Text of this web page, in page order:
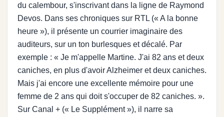
du calembour, s'inscrivant dans la ligne de Raymond
Devos. Dans ses chroniques sur RTL (« A la bonne
heure »), il présente un courrier imaginaire des
auditeurs, sur un ton burlesques et décalé. Par
exemple : « Je m'appelle Martine. J'ai 82 ans et deux
caniches, en plus d'avoir Alzheimer et deux caniches.
Mais j'ai encore une excellente mémoire pour une
femme de 2 ans qui doit s'occuper de 82 caniches. ».
Sur Canal + (« Le Supplément »), il narre sa